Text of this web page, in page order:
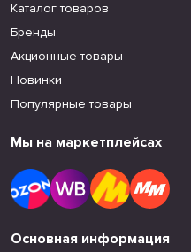
Каталог товаров
Бренды
Акционные товары
Новинки
Популярные товары
Мы на маркетплейсах
Основная информация